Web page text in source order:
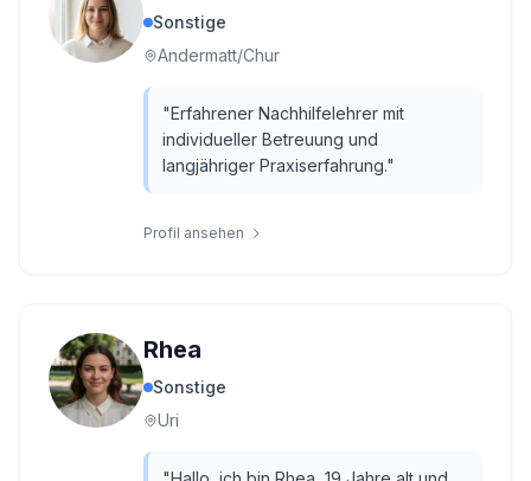
Sonstige
Andermatt/Chur
"Erfahrener Nachhilfelehrer mit
individueller Betreuung und
langjähriger Praxiserfahrung."
Profil ansehen
Rhea
Sonstige
Uri